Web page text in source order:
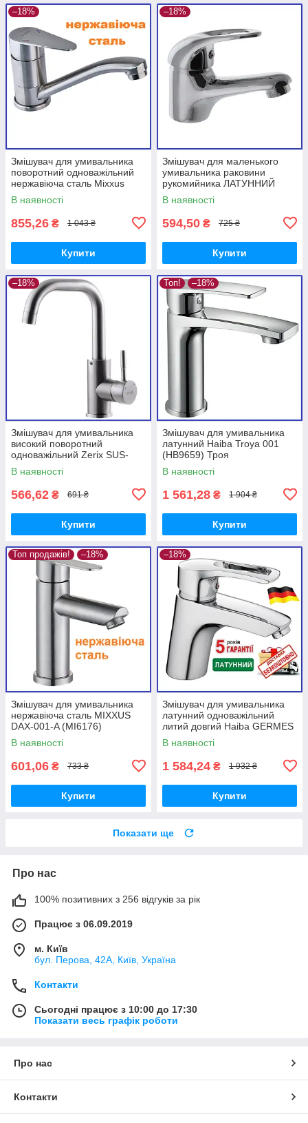
–18%
Змішувач для умивальника
поворотний одноважільний
нержавіюча сталь Mixxus
NEO-004-15cm (MI6179)
В наявності
855,26 ₴ 1 043 ₴
Купити
–18%
Змішувач для маленького
умивальника раковини
рукомийника ЛАТУННИЙ
литий Champion Premiere
001 (CH0255)
В наявності
594,50 ₴ 725 ₴
Купити
–18%
Змішувач для умивальника
високий поворотний
одноважільний Zerix SUS-
001G (ZX3120) SUS304
В наявності
566,62 ₴ 691 ₴
Купити
Топ! –18%
Змішувач для умивальника
латунний Haiba Troya 001
(HB9659) Троя
В наявності
1 561,28 ₴ 1 904 ₴
Купити
Топ продажів! –18%
Змішувач для умивальника
нержавіюча сталь MIXXUS
DAX-001-A (MI6176)
В наявності
601,06 ₴ 733 ₴
Купити
–18%
Змішувач для умивальника
латунний одноважільний
литий довгий Haiba GERMES
001 (HB0139) Хайба Гермес
+
В наявності
1 584,24 ₴ 1 932 ₴
Купити
Показати ще
Про нас
100% позитивних з 256 відгуків за рік
Працює з 06.09.2019
м. Київ
бул. Перова, 42А, Київ, Україна
Контакти
Сьогодні працює з 10:00 до 17:30
Показати весь графік роботи
Про нас
Контакти